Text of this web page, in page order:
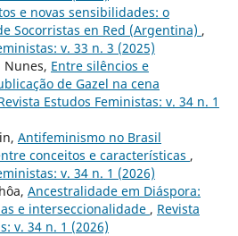
e novas sensibilidades: o
Socorristas en Red (Argentina) ,
v. 33 n. 3 (2025)
Nunes, Entre silêncios e
de Gazel na cena
Estudos Feministas: v. 34 n. 1
Antifeminismo no Brasil
conceitos e características ,
v. 34 n. 1 (2026)
Ancestralidade em Diáspora:
e interseccionalidade , Revista
v. 34 n. 1 (2026)